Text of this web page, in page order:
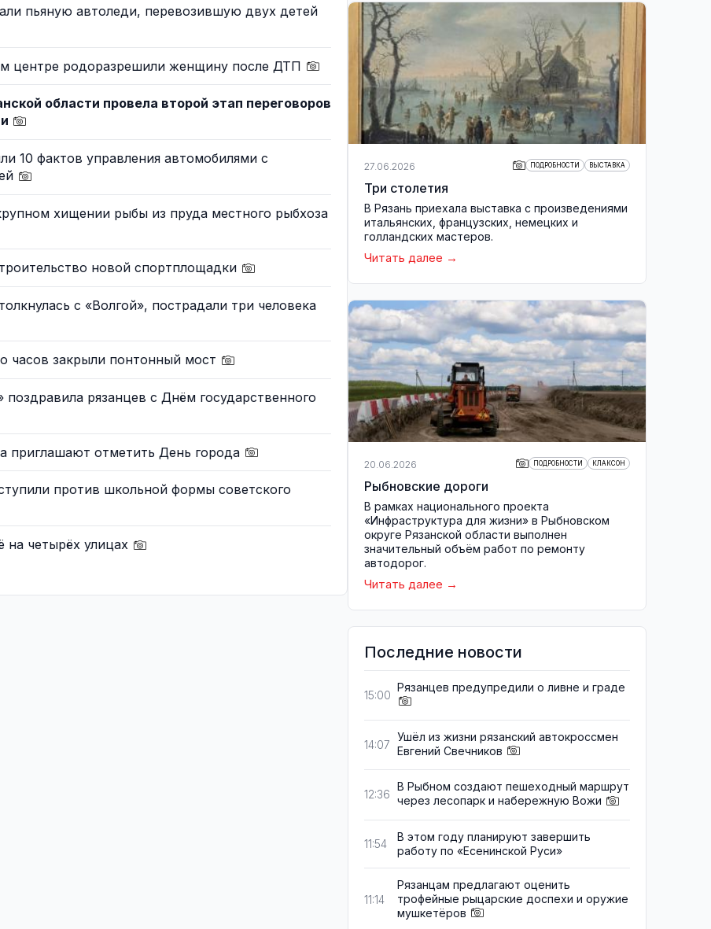
пьяную автоледи, перевозившую двух детей
центре родоразрешили женщину после ДТП
области провела второй этап переговоров
10 фактов управления автомобилями с
хищении рыбы из пруда местного рыбхоза
новой спортплощадки
с «Волгой», пострадали три человека
часов закрыли понтонный мост
поздравила рязанцев с Днём государственного
приглашают отметить День города
против школьной формы советского
на четырёх улицах
27.06.2026 ПОДРОБНОСТИ ВЫСТАВКА
Три столетия
В Рязань приехала выставка с произведениями
итальянских, французских, немецких и
голландских мастеров.
Читать далее
20.06.2026 ПОДРОБНОСТИ КЛАКСОН
Рыбновские дороги
В рамках национального проекта
«Инфраструктура для жизни» в Рыбновском
округе Рязанской области выполнен
значительный объём работ по ремонту
автодорог.
Читать далее
Последние новости
15:00
Рязанцев предупредили о ливне и граде
14:07
Ушёл из жизни рязанский автокроссмен
Евгений Свечников
12:36
В Рыбном создают пешеходный маршрут
через лесопарк и набережную Вожи
11:54
В этом году планируют завершить
работу по «Есенинской Руси»
11:14
Рязанцам предлагают оценить
трофейные рыцарские доспехи и оружие
мушкетёров